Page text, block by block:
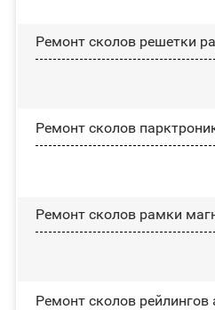
Ремонт сколов решетки
Ремонт сколов
Ремонт сколов рамки
Ремонт сколов рейлингов